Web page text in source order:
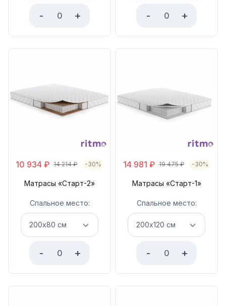
- + - +
10 934 ₽ 14 214₽ -30%
Матрасы «Старт-2»
Спальное место:
- +
14 981 ₽ 19 475₽ -30%
Матрасы «Старт-1»
Спальное место:
- +